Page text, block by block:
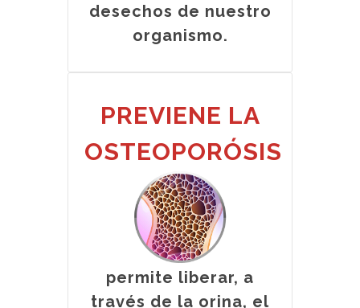
desechos de nuestro
organismo.
PREVIENE LA
OSTEOPORÓSIS
permite liberar, a
través de la orina, el